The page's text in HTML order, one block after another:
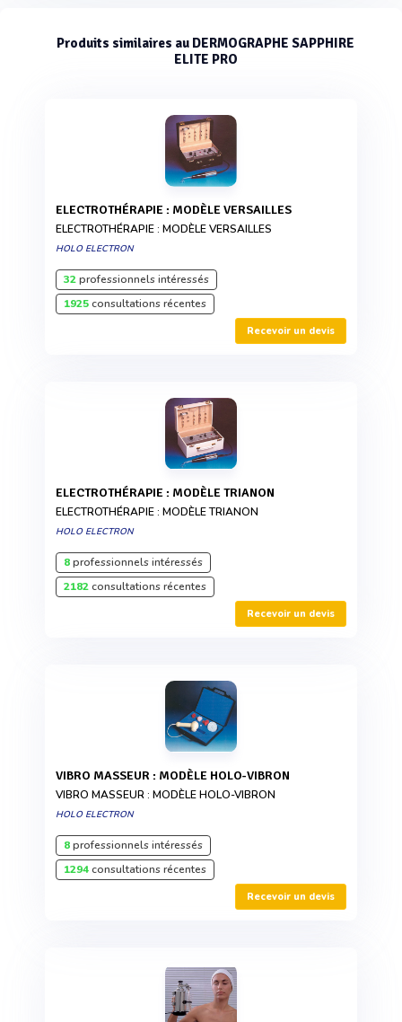
Produits similaires au DERMOGRAPHE SAPPHIRE
ELITE PRO
ELECTROTHÉRAPIE : MODÈLE VERSAILLES
ELECTROTHÉRAPIE : MODÈLE VERSAILLES
HOLO ELECTRON
32professionnels intéressés
1925consultations récentes
Recevoir un devis
ELECTROTHÉRAPIE : MODÈLE TRIANON
ELECTROTHÉRAPIE : MODÈLE TRIANON
HOLO ELECTRON
8professionnels intéressés
2182consultations récentes
Recevoir un devis
VIBRO MASSEUR : MODÈLE HOLO-VIBRON
VIBRO MASSEUR : MODÈLE HOLO-VIBRON
HOLO ELECTRON
8professionnels intéressés
1294consultations récentes
Recevoir un devis